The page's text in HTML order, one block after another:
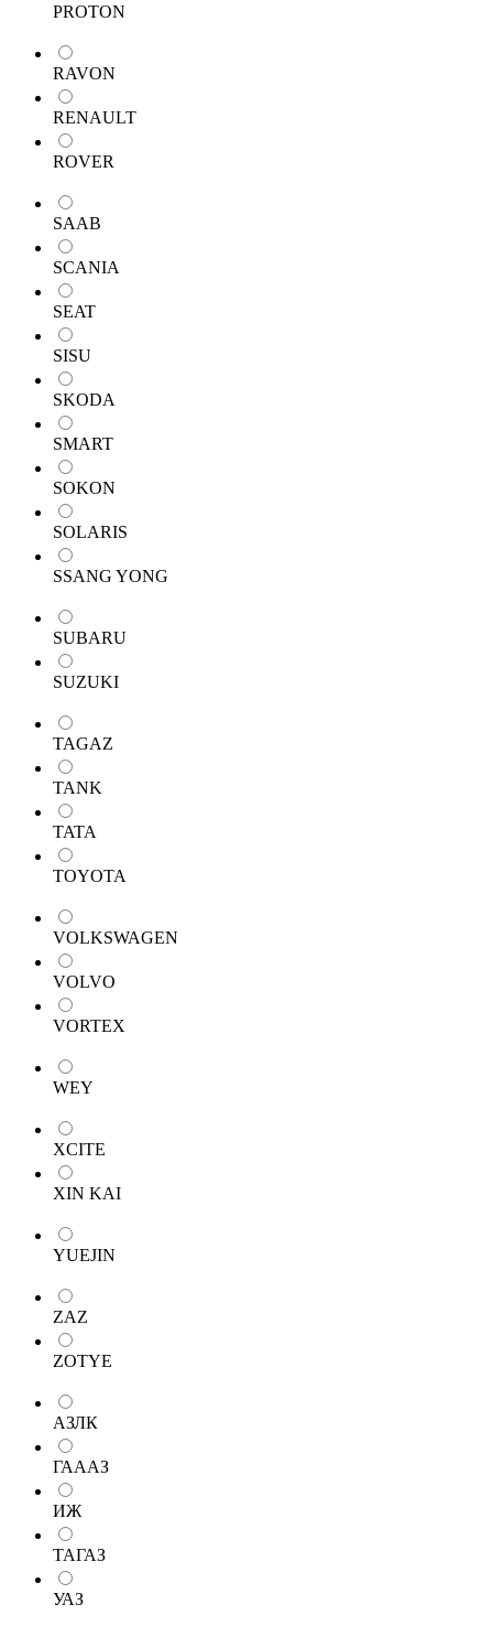
PROTON
RAVON
RENAULT
ROVER
SAAB
SCANIA
SEAT
SISU
SKODA
SMART
SOKON
SOLARIS
SSANG YONG
SUBARU
SUZUKI
TAGAZ
TANK
TATA
TOYOTA
VOLKSWAGEN
VOLVO
VORTEX
WEY
XCITE
XIN KAI
YUEJIN
ZAZ
ZOTYE
АЗЛК
ГАААЗ
ИЖ
ТАГАЗ
УАЗ